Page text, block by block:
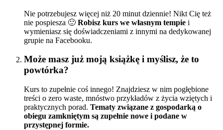
Nie potrzebujesz więcej niż 20 minut dziennie! Nikt Cię też
nie pospiesza 🙂 Robisz kurs we własnym tempie i
wymieniasz się doświadczeniami z innymi na dedykowanej
grupie na Facebooku.
Może masz już moją książkę i myślisz, że to
powtórka?
Kurs to zupełnie coś innego! Znajdziesz w nim pogłębione
treści o zero waste, mnóstwo przykładów z życia wziętych i
praktycznych porad. Tematy związane z gospodarką o
obiegu zamkniętym są zupełnie nowe i podane w
przystępnej formie.